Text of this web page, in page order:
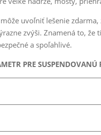
uvoľniť lešenie
zvýši. Znamená to,
a spoľahlivé.
PRE SUSPENDOVANÚ